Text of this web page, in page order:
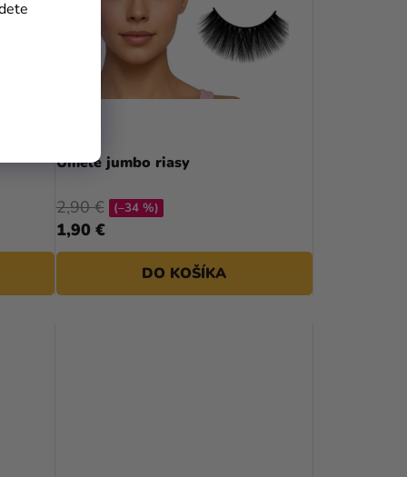
Umelé jumbo riasy
1,90 €
2,90 € (–34 %)
DO KOŠÍKA